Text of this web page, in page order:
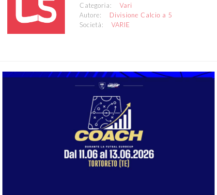
Categoria:Vari
Autore: Divisione Calcio a 5
Società:VARIE